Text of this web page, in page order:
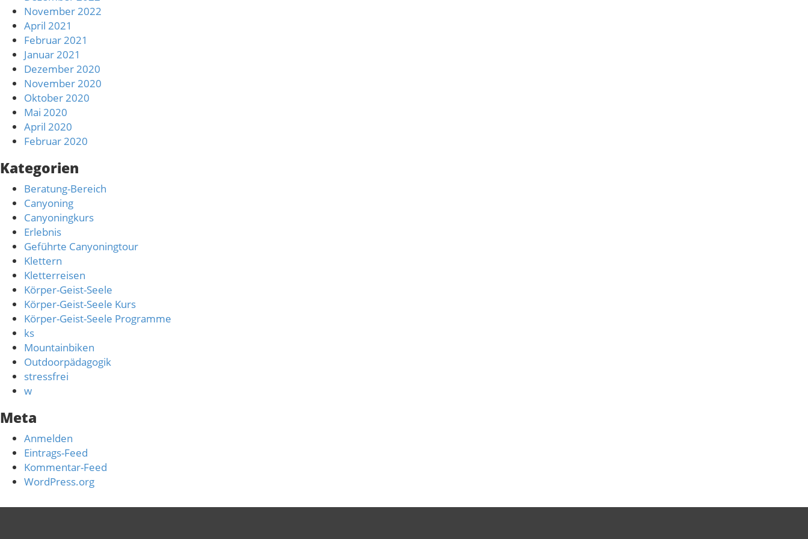
November 2022
April 2021
Februar 2021
Januar 2021
Dezember 2020
November 2020
Oktober 2020
Mai 2020
April 2020
Februar 2020
Kategorien
Beratung-Bereich
Canyoning
Canyoningkurs
Erlebnis
Geführte Canyoningtour
Klettern
Kletterreisen
Körper-Geist-Seele
Körper-Geist-Seele Kurs
Körper-Geist-Seele Programme
ks
Mountainbiken
Outdoorpädagogik
stressfrei
w
Meta
Anmelden
Eintrags-Feed
Kommentar-Feed
WordPress.org